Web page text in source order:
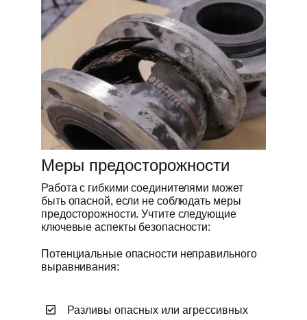
Меры предосторожности
Работа с гибкими соединителями может
быть опасной, если не соблюдать меры
предосторожности. Учтите следующие
ключевые аспекты безопасности:
Потенциальные опасности неправильного
выравнивания:
Разливы опасных или агрессивных